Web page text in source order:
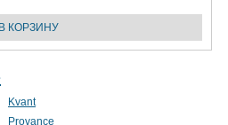
Kvant
Provance